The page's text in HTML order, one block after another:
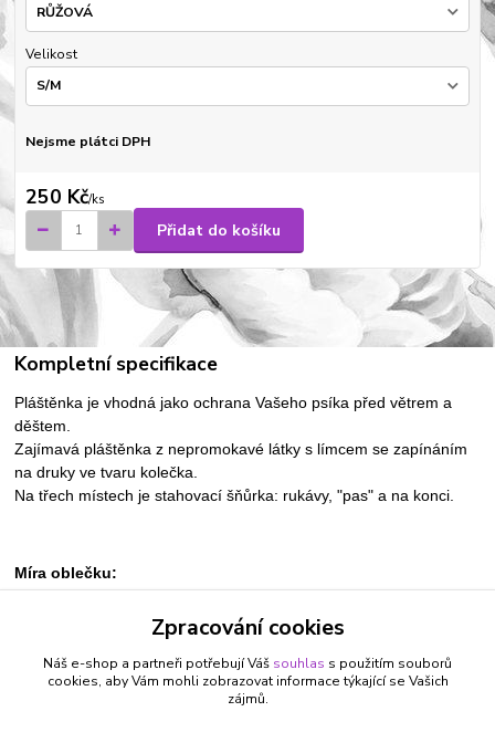
Velikost
Nejsme plátci DPH
250 Kč/ks
Přidat do košíku
Kompletní specifikace
Pláštěnka je vhodná jako ochrana Vašeho psíka před větrem a
děštem.
Zajímavá pláštěnka z nepromokavé látky s límcem se zapínáním
na druky ve tvaru kolečka.
Na třech místech je stahovací šňůrka: rukávy, "pas" a na konci.
Míra oblečku:
S/M = délka zad 30 cm, kolem hrudi 37-42 cm
L/XL = délka zad 36 cm, kolem hrudi 43-48 cm
Zpracování cookies
Náš e-shop a partneři potřebují Váš souhlas s použitím souborů
cookies, aby Vám mohli zobrazovat informace týkající se Vašich
zájmů.